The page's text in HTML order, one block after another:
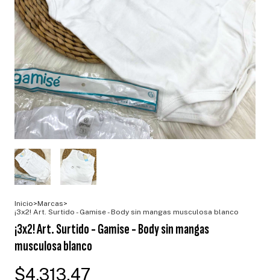
Inicio>Marcas>
¡3x2! Art. Surtido - Gamise - Body sin mangas musculosa blanco
¡3x2! Art. Surtido - Gamise - Body sin mangas
musculosa blanco
$4.313,47